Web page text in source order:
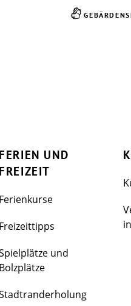
FERIEN UND
FREIZEIT
Ferienkurse
Freizeittipps
und
Bolzplätze